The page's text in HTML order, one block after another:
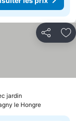
Partager
jardin
le Hongre